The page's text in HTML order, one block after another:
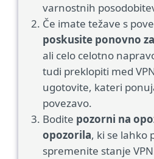
varnostnih
Če imate težave s
poskusite ponovno
ali celo celotno
tudi preklopiti med
ugotovite, kateri
povezavo.
Bodite pozorni na
opozorila, ki se lahko
spremenite stanje